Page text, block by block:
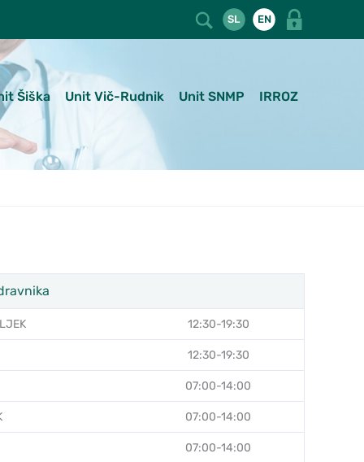
SL EN
Šiška Unit Vič-Rudnik Unit SNMP IRROZ
12:30-19:30
12:30-19:30
07:00-14:00
07:00-14:00
07:00-14:00